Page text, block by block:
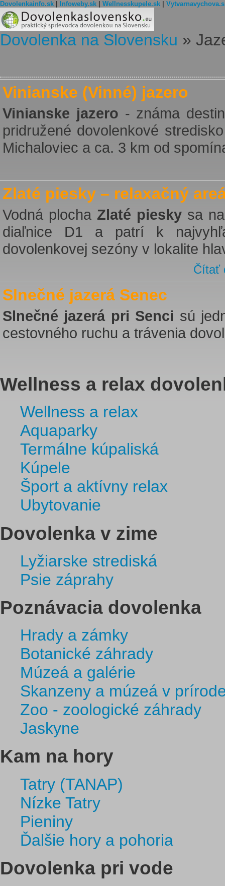
Dovolenkainfo.sk Infoweby.sk Wellnesskupele.sk
Dovolenka na Slovensku »
Vinianske (Vinné) jazero
Vinianske jazero - známa
pridružené dovolenkové
Michaloviec a ca. 3 km od
Zlaté piesky – relaxačný
Vodná plocha Zlaté piesky sa
diaľnice D1 a patrí k
dovolenkovej sezóny v lokalite
Čítať
Slnečné jazerá Senec
Slnečné jazerá pri Senci sú
cestovného ruchu a trávenia
Wellness a relax
Wellness a relax
Aquaparky
Termálne kúpaliská
Kúpele
Šport a aktívny relax
Ubytovanie
Dovolenka v zime
Lyžiarske strediská
Psie záprahy
Poznávacia dovolenka
Hrady a zámky
Botanické záhrady
Múzeá a galérie
Skanzeny a múzeá v
Zoo - zoologické záhrady
Jaskyne
Kam na hory
Tatry (TANAP)
Nízke Tatry
Pieniny
Ďalšie hory a pohoria
Dovolenka pri vode